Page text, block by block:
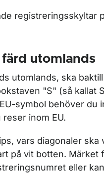
registreringsskyltar
utomlands
utomlands, ska
"S" (så kallat
symbol behöver du
inom EU.
vars diagonaler ska
på vit botten. Märket
eller